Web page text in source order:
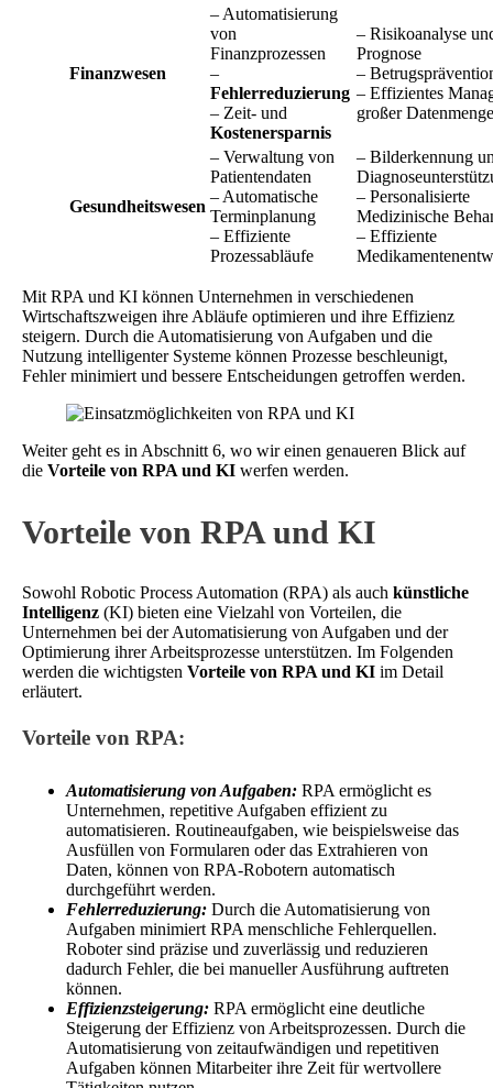
Finanzwesen
– Automatisierung
von
Finanzprozessen
–
Fehlerreduzierung
– Zeit- und
Kostenersparnis
– Risikoanalyse
Prognose
–
– Effizientes
großer
Gesundheitswesen
– Verwaltung von
Patientendaten
– Automatische
Terminplanung
– Effiziente
Prozessabläufe
– Bilderkennung
– Personalisierte
Medizinische
– Effiziente
Mit RPA und KI können Unternehmen in verschiedenen
Wirtschaftszweigen ihre Abläufe optimieren und ihre Effizienz
steigern. Durch die Automatisierung von Aufgaben und die
Nutzung intelligenter Systeme können Prozesse beschleunigt,
Fehler minimiert und bessere Entscheidungen getroffen werden.
Weiter geht es in Abschnitt 6, wo wir einen genaueren Blick auf
die Vorteile von RPA und KI werfen werden.
Vorteile von RPA und KI
Sowohl Robotic Process Automation (RPA) als auch künstliche
Intelligenz (KI) bieten eine Vielzahl von Vorteilen, die
Unternehmen bei der Automatisierung von Aufgaben und der
Optimierung ihrer Arbeitsprozesse unterstützen. Im Folgenden
werden die wichtigsten Vorteile von RPA und KI im Detail
erläutert.
Vorteile von RPA:
Automatisierung von Aufgaben: RPA ermöglicht es
Unternehmen, repetitive Aufgaben effizient zu
automatisieren. Routineaufgaben, wie beispielsweise das
Ausfüllen von Formularen oder das Extrahieren von
Daten, können von RPA-Robotern automatisch
durchgeführt werden.
Fehlerreduzierung: Durch die Automatisierung von
Aufgaben minimiert RPA menschliche Fehlerquellen.
Roboter sind präzise und zuverlässig und reduzieren
dadurch Fehler, die bei manueller Ausführung auftreten
können.
Effizienzsteigerung: RPA ermöglicht eine deutliche
Steigerung der Effizienz von Arbeitsprozessen. Durch die
Automatisierung von zeitaufwändigen und repetitiven
Aufgaben können Mitarbeiter ihre Zeit für wertvollere